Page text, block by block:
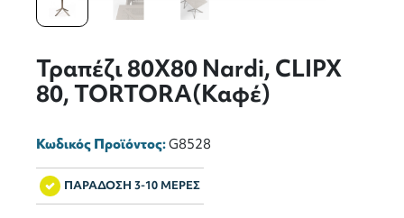
Τραπέζι 80Χ80 Nardi, CLIPX
80, TORTORA(Καφέ)
Κωδικός Προϊόντος:G8528
ΠΑΡΑΔΟΣΗ 3-10 ΜΕΡΕΣ